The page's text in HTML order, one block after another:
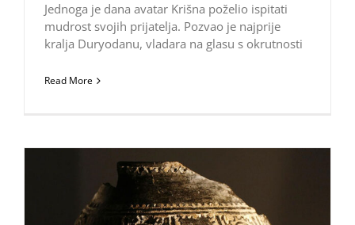
Jednoga je dana avatar Krišna poželio ispitati
mudrost svojih prijatelja. Pozvao je najprije
kralja Duryodanu, vladara na glasu s okrutnosti
Read More